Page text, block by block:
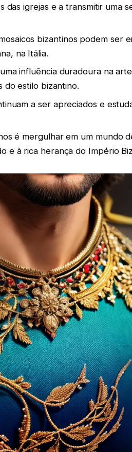
das igrejas e a transmitir uma
bizantinos podem ser
na Itália.
influência duradoura na
do estilo bizantino.
a ser apreciados e
é mergulhar em um mundo
e à rica herança do Império